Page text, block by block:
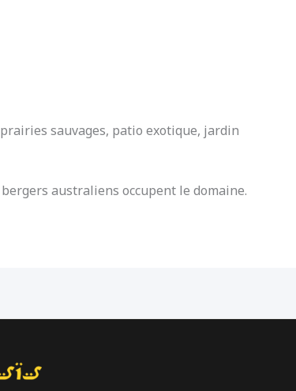
sauvages, patio exotique, jardin
australiens occupent le domaine.